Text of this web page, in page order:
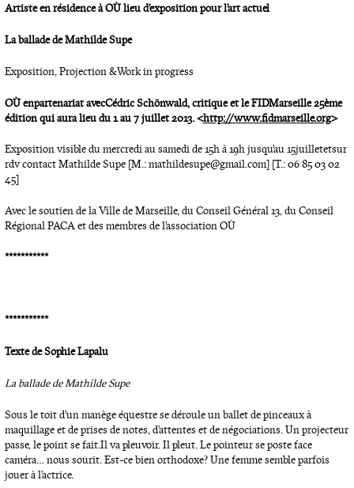
Artiste en résidence àOÙ lieu d’exposition pour l’art actuel
La ballade de Mathilde Supe
Exposition, Projection & Work in progress
OÙ en partenariat avecCédric Schönwald, critique et le FIDMarseille 25ème
édition qui aura lieu du 1 au 7 juillet 2013. <http://www.fidmarseille.org>
Exposition visible du mercredi au samedi de 15h à 19h jusqu’au 15 juillet et sur
rdv contact Mathilde Supe [M.: mathildesupe@gmail.com] [T.: 06 85 03 02
45]
Avec le soutien de la Ville de Marseille, du Conseil Général 13, du Conseil
Régional PACA et des membres de l’association OÙ
***********
***********
Texte de Sophie Lapalu
La ballade de Mathilde Supe
Sous le toit d’un manège équestre se déroule un ballet de pinceaux à
maquillage et de prises de notes, d’attentes et de négociations. Un projecteur
passe, le point se fait.Il va pleuvoir. Il pleut. Le pointeur se poste face
caméra… nous sourit. Est-ce bien orthodoxe ? Une femme semble parfois
jouer à l’actrice.